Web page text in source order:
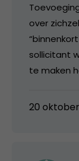
over
sollicitant
te maken
20